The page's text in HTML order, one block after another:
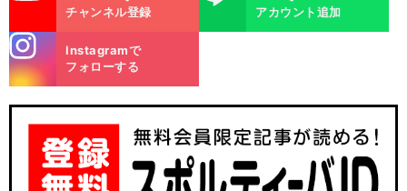
チャンネル登録
アカウント追加
m
Instagramで
フォローする